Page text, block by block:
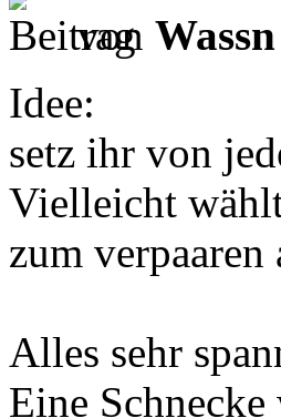
von Wassn
Idee:
setz ihr von
Vielleicht
zum verpaaren
Alles sehr
Eine